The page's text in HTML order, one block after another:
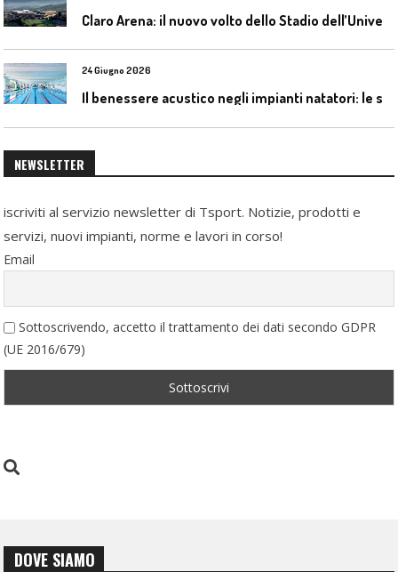
24 Giugno 2026
NEWSLETTER
iscriviti al servizio newsletter di Tsport. Notizie, prodotti e
servizi, nuovi impianti, norme e lavori in corso!
Email
Sottoscrivendo, accetto il trattamento dei dati secondo GDPR
(UE 2016/679)
DOVE SIAMO